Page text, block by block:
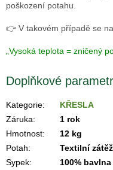
poškození potahu.
👉 V takovém případě se
„Vysoká teplota = zničený
Doplňkové
Kategorie:
KŘESLA
Záruka:
1 rok
Hmotnost:
12 kg
Potah:
Textilní
Sypek:
100% bavlna